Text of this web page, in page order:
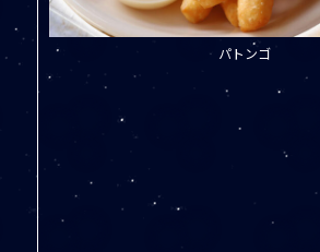
パトンゴ